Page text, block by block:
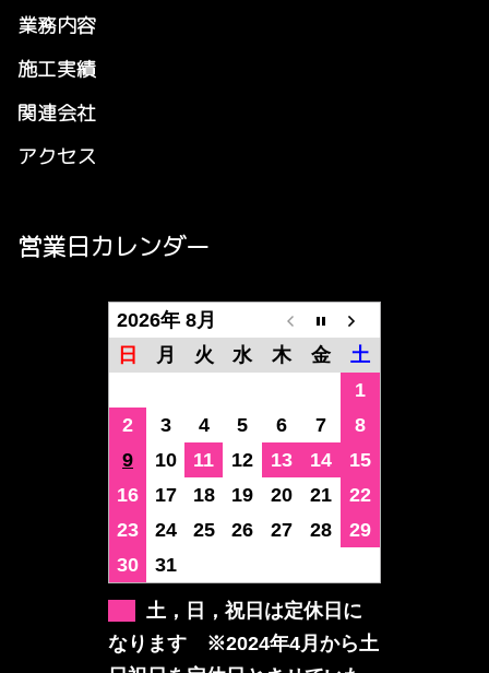
業務内容
施工実績
関連会社
アクセス
営業日カレンダー
2026年 8月
日
月 火 水 木 金
土
1
2
3 4 5 6 7
8
9
10 11 12 13 14
15
16
17 18 19 20 21
22
23
24 25 26 27 28
29
30
31
土，日，祝日は定休日に
なります ※2024年4月から土